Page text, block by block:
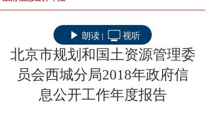
朗读 | 视听
北京市规划和国土资源管理委
员会西城分局2018年政府信
息公开工作年度报告